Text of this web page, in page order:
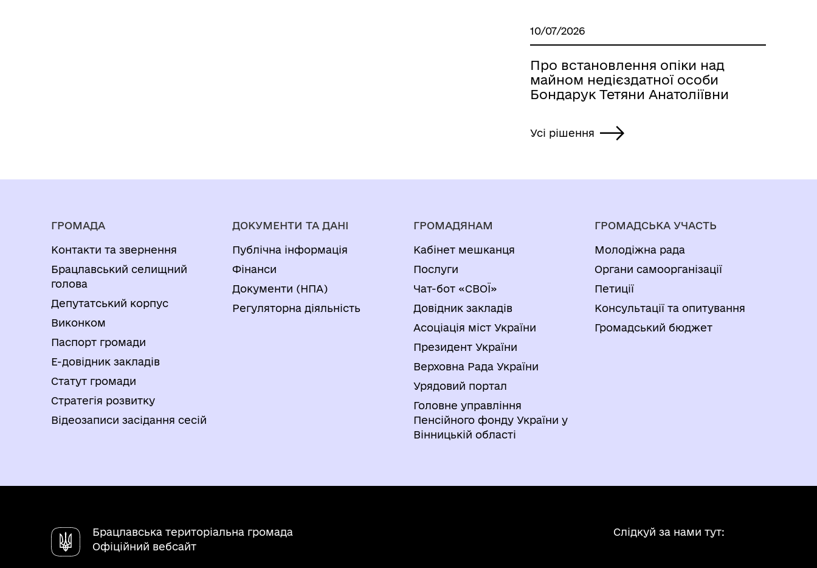
10/07/2026
Про встановлення опіки над
майном недієздатної особи
Бондарук Тетяни Анатоліївни
Усі рішення
ГРОМАДА
Контакти та звернення
Брацлавський селищний
голова
Депутатський корпус
Виконком
Паспорт громади
Е-довідник закладів
Статут громади
Стратегія розвитку
Відеозаписи засідання сесій
ДОКУМЕНТИ ТА ДАНІ
Публічна інформація
Фінанси
Документи (НПА)
Регуляторна діяльність
ГРОМАДЯНАМ
Кабінет мешканця
Послуги
Чат-бот «СВОЇ»
Довідник закладів
Асоціація міст України
Президент України
Верховна Рада України
Урядовий портал
Головне управління
Пенсійного фонду України у
Вінницькій області
ГРОМАДСЬКА УЧАСТЬ
Молодіжна рада
Органи самоорганізації
Петиції
Консультації та опитування
Громадський бюджет
Брацлавська територіальна громада
Офіційний вебсайт
Слідкуй за нами тут: